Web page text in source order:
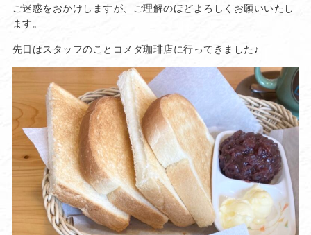
ご迷惑をおかけしますが、ご理解のほどよろしくお願いいたし
ます。
先日はスタッフのことコメダ珈琲店に行ってきました♪